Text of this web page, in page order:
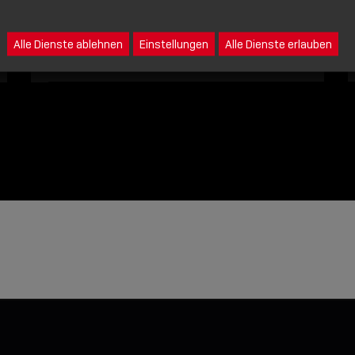
Alle Dienste ablehnen Einstellungen Alle Dienste erlauben